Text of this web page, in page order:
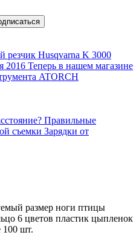
резчик Husqvarna K 3000
2016 Теперь в нашем магазине
ATORCH
Правильные
съемки Зарядки от
размер ноги птицы
6 цветов пластик цыпленок
100 шт.